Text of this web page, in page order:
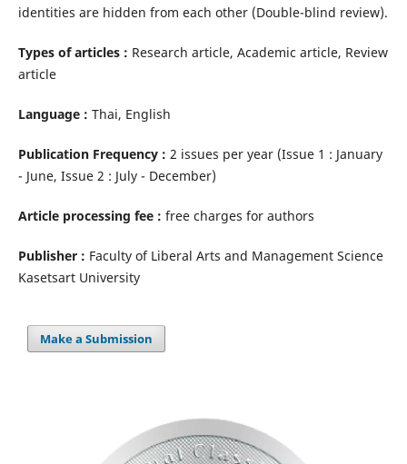
identities are hidden from each other (Double-blind review).
Types of articles : Research article, Academic article, Review
article
Language : Thai, English
Publication Frequency : 2 issues per year (Issue 1 : January
- June, Issue 2 : July - December)
Article processing fee : free charges for authors
Publisher : Faculty of Liberal Arts and Management Science
Kasetsart University
Make a Submission